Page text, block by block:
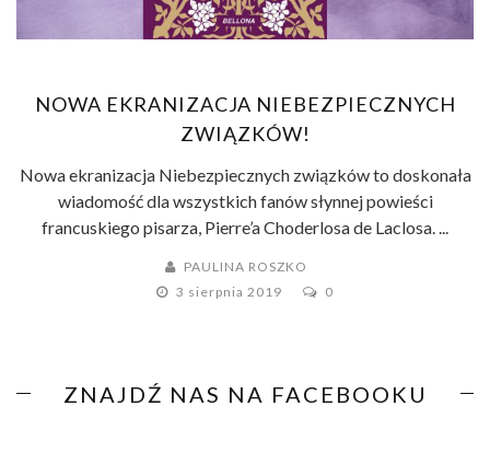
NOWA EKRANIZACJA NIEBEZPIECZNYCH
ZWIĄZKÓW!
Nowa ekranizacja Niebezpiecznych związków to doskonała
wiadomość dla wszystkich fanów słynnej powieści
francuskiego pisarza, Pierre’a Choderlosa de Laclosa. ...
PAULINA ROSZKO
3 sierpnia 2019
0
ZNAJDŹ NAS NA FACEBOOKU